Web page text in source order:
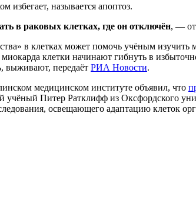
избегает, называется апоптоз.
в раковых клетках, где он отключён, —
в клетках может помочь учёным
клетки начинают гибнуть в
выживают, передаёт РИА Новости.
медицинском институте объявил, что
Питер Ратклифф из Оксфордского
освещающего адаптацию клеток